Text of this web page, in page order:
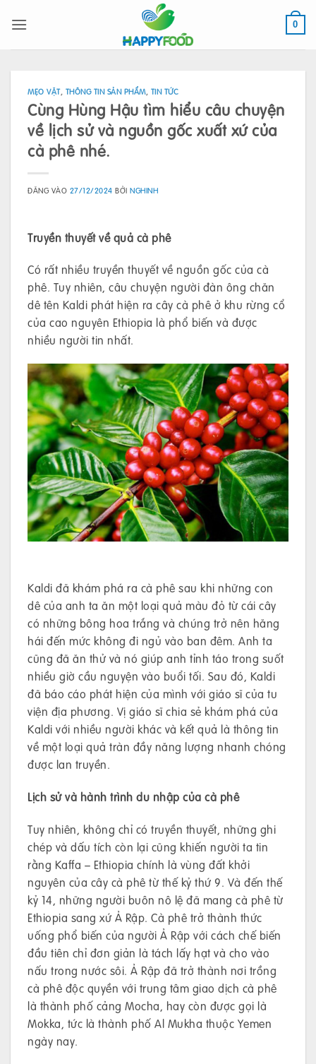
qua
0
MẸO VẶT, THÔNG TIN SẢN PHẨM, TIN TỨC
Cùng Hùng Hậu tìm hiểu câu chuyện
về lịch sử và nguồn gốc xuất xứ của
cà phê nhé.
ĐĂNG VÀO 27/12/2024 BỞINGHINH
Truyền thuyết về quả cà phê
Có rất nhiều truyền thuyết về nguồn gốc của cà
phê. Tuy nhiên, câu chuyện người đàn ông chăn
dê tên Kaldi phát hiện ra cây cà phê ở khu rừng cổ
của cao nguyên Ethiopia là phổ biến và được
nhiều người tin nhất.
Kaldi đã khám phá ra cà phê sau khi những con
dê của anh ta ăn một loại quả màu đỏ từ cái cây
có những bông hoa trắng và chúng trở nên hăng
hái đến mức không đi ngủ vào ban đêm. Anh ta
cũng đã ăn thử và nó giúp anh tỉnh táo trong suốt
nhiều giờ cầu nguyện vào buổi tối. Sau đó, Kaldi
đã báo cáo phát hiện của mình với giáo sĩ của tu
viện địa phương. Vị giáo sĩ chia sẻ khám phá của
Kaldi với nhiều người khác và kết quả là thông tin
về một loại quả tràn đầy năng lượng nhanh chóng
được lan truyền.
Lịch sử và hành trình du nhập của cà phê
Tuy nhiên, không chỉ có truyền thuyết, những ghi
chép và dấu tích còn lại cũng khiến người ta tin
rằng Kaffa – Ethiopia chính là vùng đất khởi
nguyên của cây cà phê từ thế kỷ thứ 9. Và đến thế
kỷ 14, những người buôn nô lệ đã mang cà phê từ
Ethiopia sang xứ Ả Rập. Cà phê trở thành thức
uống phổ biến của người Ả Rập với cách chế biến
đầu tiên chỉ đơn giản là tách lấy hạt và cho vào
nấu trong nước sôi. Ả Rập đã trở thành nơi trồng
cà phê độc quyền với trung tâm giao dịch cà phê
là thành phố cảng Mocha, hay còn được gọi là
Mokka, tức là thành phố Al Mukha thuộc Yemen
ngày nay.